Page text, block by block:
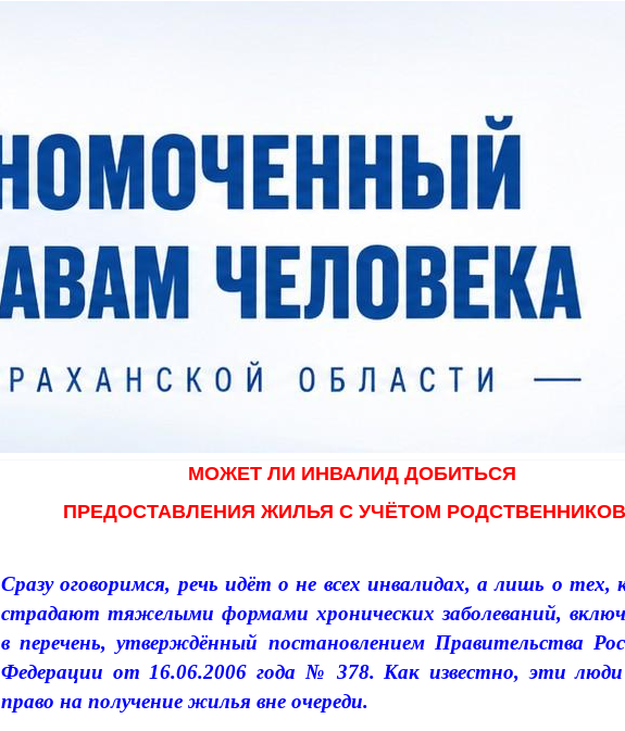
МОЖЕТ ЛИ ИНВАЛИД ДОБИТЬСЯ
ПРЕДОСТАВЛЕНИЯ ЖИЛЬЯ С УЧЁТОМ
Сразу оговоримся, речь идёт о не всех инвалидах, а лишь о тех,
страдают тяжелыми формами хронических заболеваний,
в перечень, утверждённый постановлением Правительства
Федерации от 16.06.2006 года № 378. Как известно, эти
право на получение жилья вне очереди.